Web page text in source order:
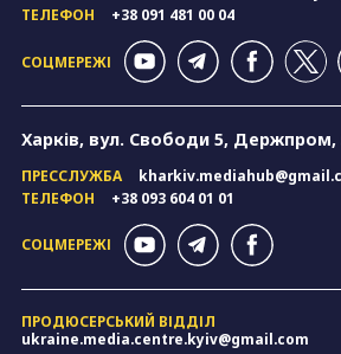
ТЕЛЕФОН
+38 091 481 00 04
СОЦМЕРЕЖІ
Харків, вул. Свободи 5, Держпром,
ПРЕССЛУЖБА
ТЕЛЕФОН
+38 093 604 01 01
СОЦМЕРЕЖІ
ПРОДЮСЕРСЬКИЙ ВІДДІЛ
ukraine.media.centre.kyiv@gmail.com